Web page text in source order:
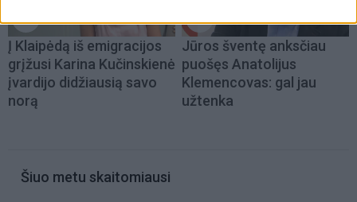
Į Klaipėdą iš emigracijos
grįžusi Karina Kučinskienė
įvardijo didžiausią savo
norą
Jūros šventę anksčiau
puošęs Anatolijus
Klemencovas: gal jau
užtenka
Šiuo metu skaitomiausi